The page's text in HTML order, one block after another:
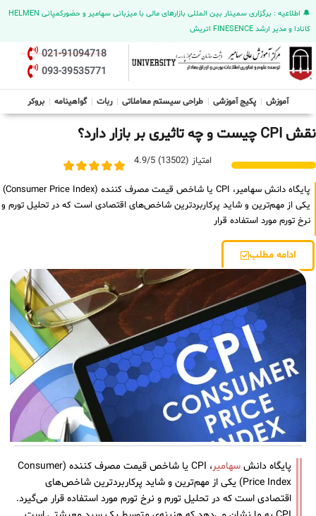
🔔 اطلاعیه : برگزاری سمینار بین المللی بازارهای مالی با میزبانی سهامیر و حضورکمپانی HELMEN
کانادا و مدیر ارشد FINESENCE اتریش
021-91094718
093-39535771
آموزش پکیج آموزشی طراحی سیستم معاملاتی ربات گواهینامه بروکر
نقش CPI چیست و چه تاثیری بر بازار دارد؟
امتیاز (13502) 4.9/5
پایگاه دانش سهامیر، CPI یا شاخص قیمت مصرف کننده (Consumer Price Index)
یکی از مهم‌ترین و شاید پرکاربردترین شاخص‌های اقتصادی است که در تحلیل تورم و
نرخ تورم مورد استفاده قرار
ادامه مطلب
پایگاه دانش سهامیر
، CPI یا شاخص قیمت مصرف کننده (Consumer
Price Index) یکی از مهم‌ترین و شاید پرکاربردترین شاخص‌های
اقتصادی است که در تحلیل تورم و نرخ تورم مورد استفاده قرار می‌گیرد.